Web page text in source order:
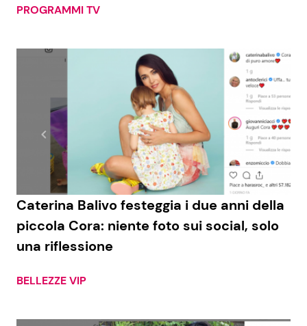
News benessere
Viaggi e Turismo
Festività
Le Ricette in TV
Primi Piatti
Ricette Facili e Veloci
Ricette Feste
Ricette per Bambini
Seguici
PROGRAMMI TV
Caterina Balivo festeggia i due anni della
piccola Cora: niente foto sui social, solo
una riflessione
BELLEZZE VIP